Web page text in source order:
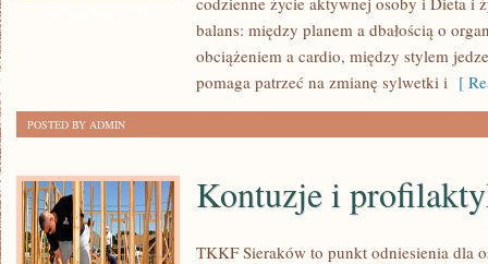
OUTDOOROWE
balans: między planem a dbałością o
obciążeniem a cardio, między stylem
pomaga patrzeć na zmianę sylwetki i [
POSTED BY ADMIN
Kontuzje i
TKKF Sieraków to punkt odniesienia dla